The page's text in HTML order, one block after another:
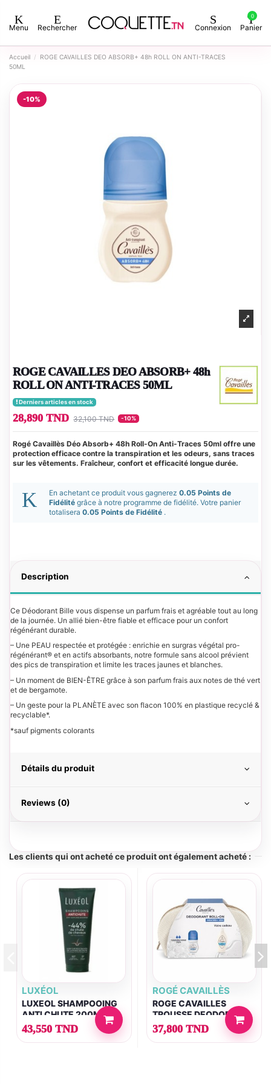
Menu Rechercher Connexion
0
Panier
Accueil
ROGE CAVAILLES DEO ABSORB+ 48h ROLL ON ANTI-TRACES
50ML
-10%
ROGE CAVAILLES DEO ABSORB+ 48h
ROLL ON ANTI-TRACES 50ML
Derniers articles en stock
28,890 TND 32,100 TND -10%
Rogé Cavaillès Déo Absorb+ 48h Roll-On Anti-Traces 50ml offre une
protection efficace contre la transpiration et les odeurs, sans traces
sur les vêtements. Fraîcheur, confort et efficacité longue durée.
En achetant ce produit vous gagnerez 0.05 Points de
Fidélité grâce à notre programme de fidélité. Votre panier
totalisera 0.05 Points de Fidélité .
Description
Ce Déodorant Bille vous dispense un parfum frais et agréable tout au long
de la journée. Un allié bien-être fiable et efficace pour un confort
régénérant durable.
– Une PEAU respectée et protégée : enrichie en surgras végétal pro-
régénérant® et en actifs absorbants, notre formule sans alcool prévient
des pics de transpiration et limite les traces jaunes et blanches.
– Un moment de BIEN-ÊTRE grâce à son parfum frais aux notes de thé vert
et de bergamote.
– Un geste pour la PLANÈTE avec son flacon 100% en plastique recyclé &
recyclable*.
*sauf pigments colorants
Détails du produit
Reviews (0)
Les clients qui ont acheté ce produit ont également acheté :
LUXÉOL
LUXEOL SHAMPOOING
ANTI CHUTE 200ML
43,550 TND
ROGÉ CAVAILLÈS
ROGE CAVAILLES
TROUSSE DEODORANT
ROLL-ON ABSORB+
48H+ANTI-BACTERIEN
37,800 TND